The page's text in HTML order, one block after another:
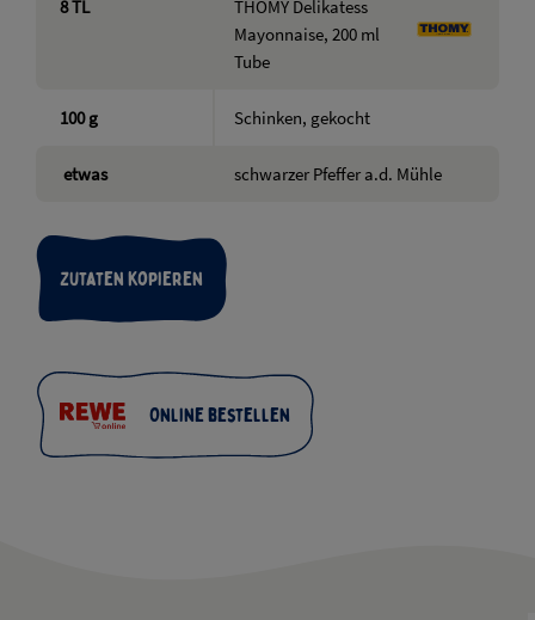
8TL
THOMY Delikatess
Mayonnaise, 200 ml
Tube
100 g Schinken, gekocht
etwas schwarzer Pfeffer a.d. Mühle
Online bestellen
Zutaten kopieren